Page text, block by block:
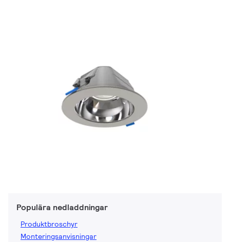
Populära nedladdningar
Produktbroschyr
Monteringsanvisningar